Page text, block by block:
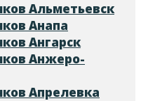
Альметьевск
Анапа
Ангарск
Анжеро-
Апрелевка